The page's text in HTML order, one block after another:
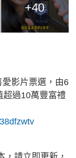
+40
愛影片票選，由6
超過10萬豐富禮